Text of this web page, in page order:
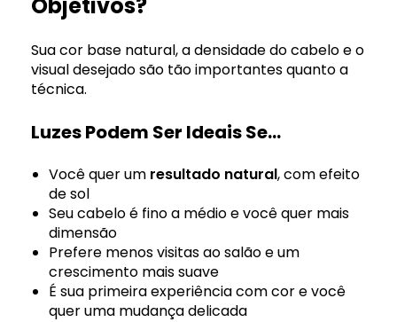
Sua cor base natural, a densidade do cabelo e o
visual desejado são tão importantes quanto a
técnica.
Luzes Podem Ser Ideais Se…
Você quer um resultado natural, com efeito
de sol
Seu cabelo é fino a médio e você quer mais
dimensão
Prefere menos visitas ao salão e um
crescimento mais suave
É sua primeira experiência com cor e você
quer uma mudança delicada